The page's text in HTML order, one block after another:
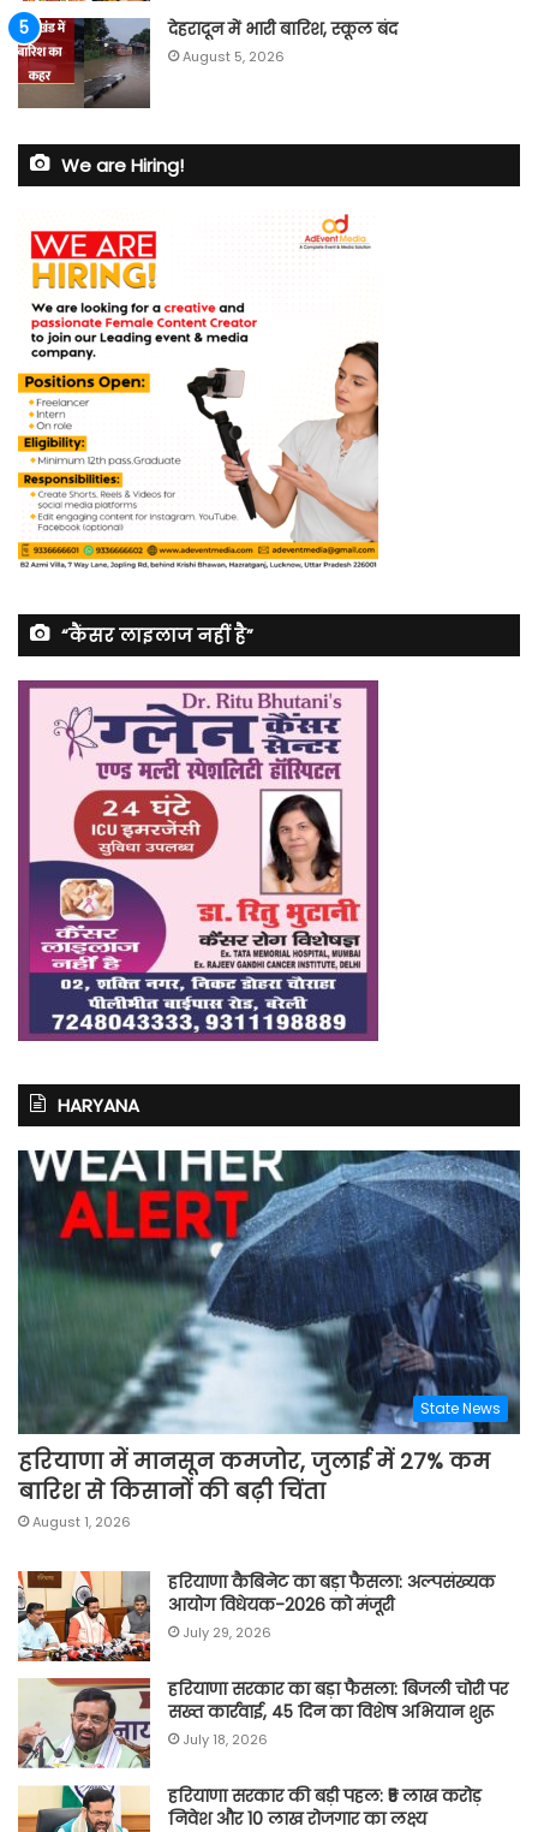
देहरादून में भारी बारिश, स्कूल बंद
August 5, 2026
We are Hiring!
“कैंसर लाइलाज नहीं है”
HARYANA
State News
हरियाणा में मानसून कमजोर, जुलाई में 27% कम
बारिश से किसानों की बढ़ी चिंता
August 1, 2026
हरियाणा कैबिनेट का बड़ा फैसला: अल्पसंख्यक
आयोग विधेयक-2026 को मंजूरी
July 29, 2026
हरियाणा सरकार का बड़ा फैसला: बिजली चोरी पर
सख्त कार्रवाई, 45 दिन का विशेष अभियान शुरू
July 18, 2026
हरियाणा सरकार की बड़ी पहल: ₹5 लाख करोड़
निवेश और 10 लाख रोजगार का लक्ष्य